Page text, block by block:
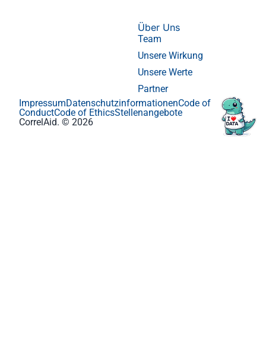
Über Uns
Team
Unsere Wirkung
Unsere Werte
Partner
CorrelAid. © 2026
ImpressumDatenschutzinformationenCode of
ConductCode of EthicsStellenangebote